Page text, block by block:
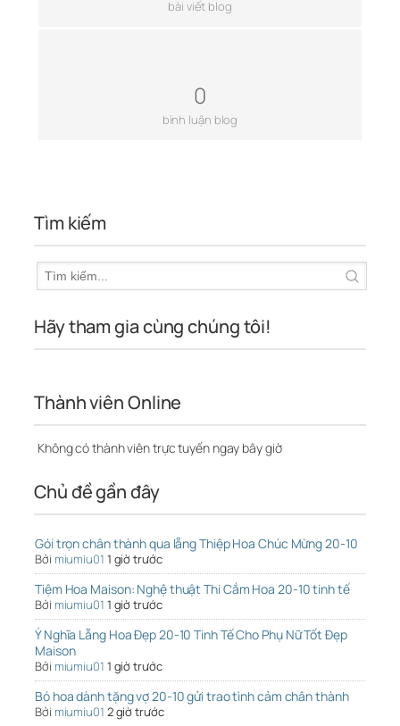
bài viết blog
0
bình luận blog
Tìm kiếm
Hãy tham gia cùng chúng tôi!
Thành viên Online
Không có thành viên trực tuyến ngay bây giờ
Chủ đề gần đây
Gói trọn chân thành qua lẵng Thiệp Hoa Chúc Mừng 20-10
Bởi miumiu01 1 giờ trước
Tiệm Hoa Maison: Nghệ thuật Thi Cắm Hoa 20-10 tinh tế
Bởi miumiu01 1 giờ trước
Ý Nghĩa Lẵng Hoa Đẹp 20-10 Tinh Tế Cho Phụ Nữ Tốt Đẹp
Maison
Bởi miumiu01 1 giờ trước
Bó hoa dành tặng vợ 20-10 gửi trao tình cảm chân thành
Bởi miumiu01 2 giờ trước